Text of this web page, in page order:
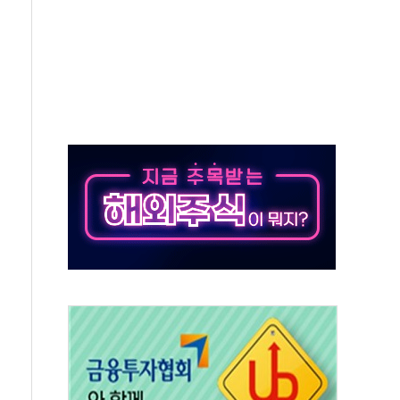
㎜ 폭우…강원 동해안 강한 비 이어져
경미화원 수거차에 치여 사망
실종 60대 나흘만에 숨진 채 발견
살해 10대 아들 체포
아친 정청래…제주 연설서 신경전 고조